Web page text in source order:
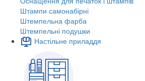
Штампи самонабірні
Штемпельна фарба
Штемпельні подушки
Настільне приладдя